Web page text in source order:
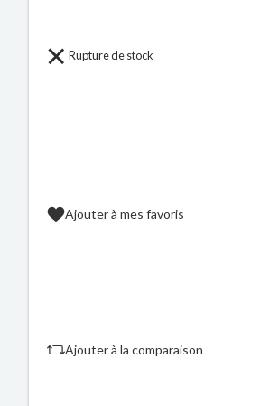
Rupture de stock
Ajouter à mes favoris
Ajouter à la comparaison